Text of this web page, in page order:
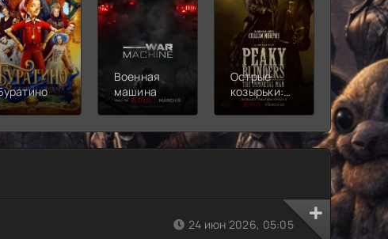
Военная
машина
Острые
козырьки:
Бессмертный
2
24 июн 2026, 05:05